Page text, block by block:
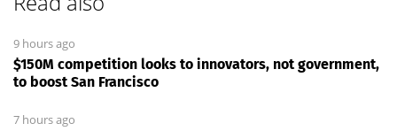
9 hours ago
$150M competition looks to innovators, not government,
to boost San Francisco
7 hours ago